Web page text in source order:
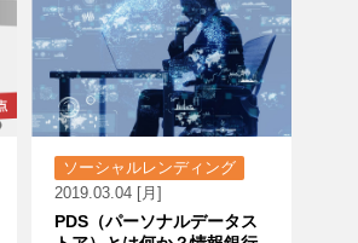
ソーシャルレンディング
2019.03.04 [月]
PDS（パーソナルデータス